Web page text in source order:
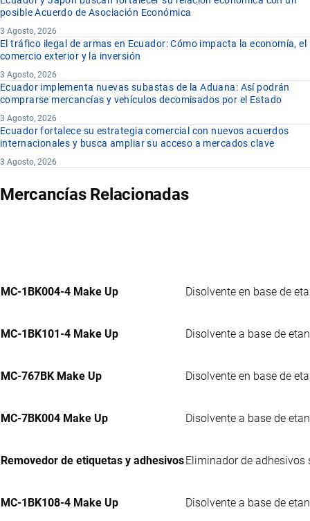
posible Acuerdo de Asociación Económica
3 Agosto, 2026
El tráfico ilegal de armas en Ecuador: Cómo impacta la economía, el
comercio exterior y la inversión
3 Agosto, 2026
Ecuador implementa nuevas subastas de la Aduana: Así podrán
comprarse mercancías y vehículos decomisados por el Estado
3 Agosto, 2026
Ecuador fortalece su estrategia comercial con nuevos acuerdos
internacionales y busca ampliar su acceso a mercados clave
3 Agosto, 2026
Mercancías Relacionadas
MC-1BK004-4 Make Up Disolvente en base de
MC-1BK101-4 Make Up Disolvente a base de
MC-767BK Make Up Disolvente en base de
MC-7BK004 Make Up Disolvente a base de
Removedor de etiquetas y adhesivos Eliminador de
MC-1BK108-4 Make Up Disolvente a base de